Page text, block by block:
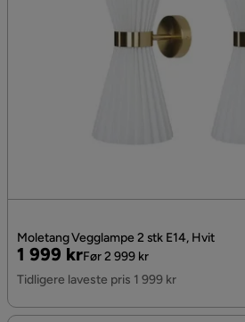
Moletang Vegglampe 2 stk E14, Hvit
Pris
1 999 kr
Original
Pris
Før 2 999 kr
Tidligere laveste pris 1 999 kr